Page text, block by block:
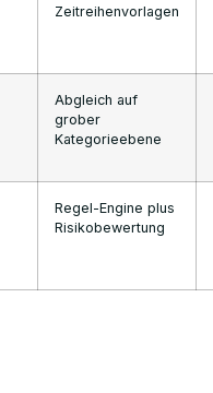
Zeitreihenvorlagen
Abgleich auf
grober
Kategorieebene
Regel-Engine plus
Risikobewertung